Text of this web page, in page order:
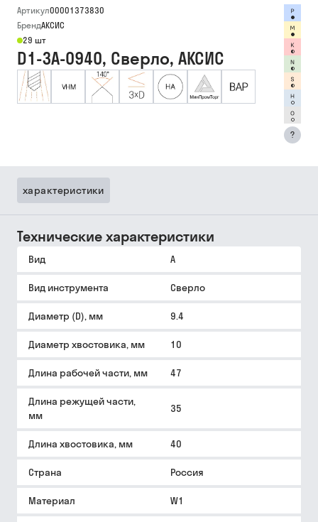
Артикул00001373830
БрендАКСИС
29 шт
D1-3A-0940, Сверло, АКСИС
?
характеристики
Технические характеристики
Вид A
Вид инструмента Сверло
Диаметр (D), мм 9.4
Диаметр хвостовика, мм 10
Длина рабочей части, мм 47
Длина режущей части,
мм
35
Длина хвостовика, мм 40
Страна Россия
Материал W1